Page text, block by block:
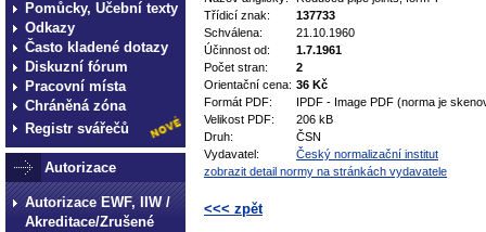
Pomůcky, Učební texty
Odkazy
Často kladené dotazy
Diskuzní fórum
Pracovní místa
Chráněná zóna
Registr svářečů
Autorizace
Autorizace EWF, IIW /
Akreditace/Zrušené
Třídicí znak:
137733
Schválena:
21.10.1960
Účinnost od:
1.7.1961
Počet stran:
2
Orientační cena: 36 Kč
Formát PDF:
IPDF - Image PDF (norma je
Velikost PDF:
206 kB
Druh:
ČSN
Vydavatel:
Český normalizační institut
zobrazit detail normy na stránkách vydavatele
<<< zpět